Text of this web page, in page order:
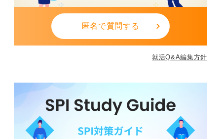
匿名で質問する
就活Q&A編集方針